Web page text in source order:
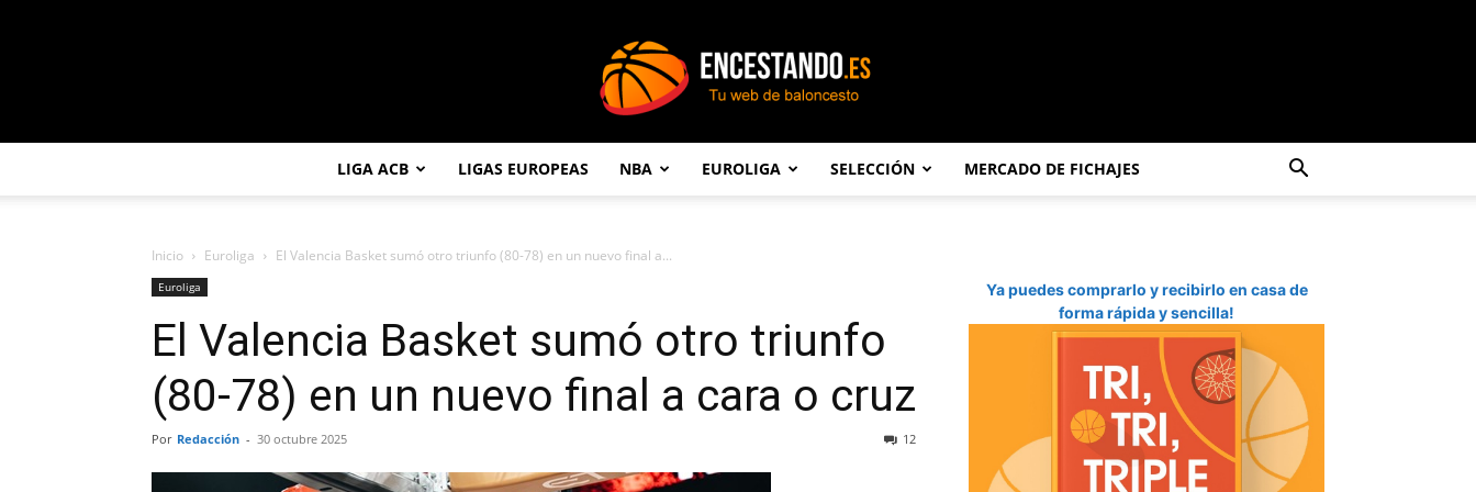
LIGA ACB LIGAS EUROPEAS NBA EUROLIGA SELECCIÓN MERCADO DE FICHAJES
Inicio Euroliga El Valencia Basket sumó otro triunfo (80-78) en un nuevo final a...
Euroliga
El Valencia Basket sumó otro triunfo
(80-78) en un nuevo final a cara o cruz
Por Redacción - 30 octubre 2025 12
Ya puedes comprarlo y recibirlo en casa de
forma rápida y sencilla!